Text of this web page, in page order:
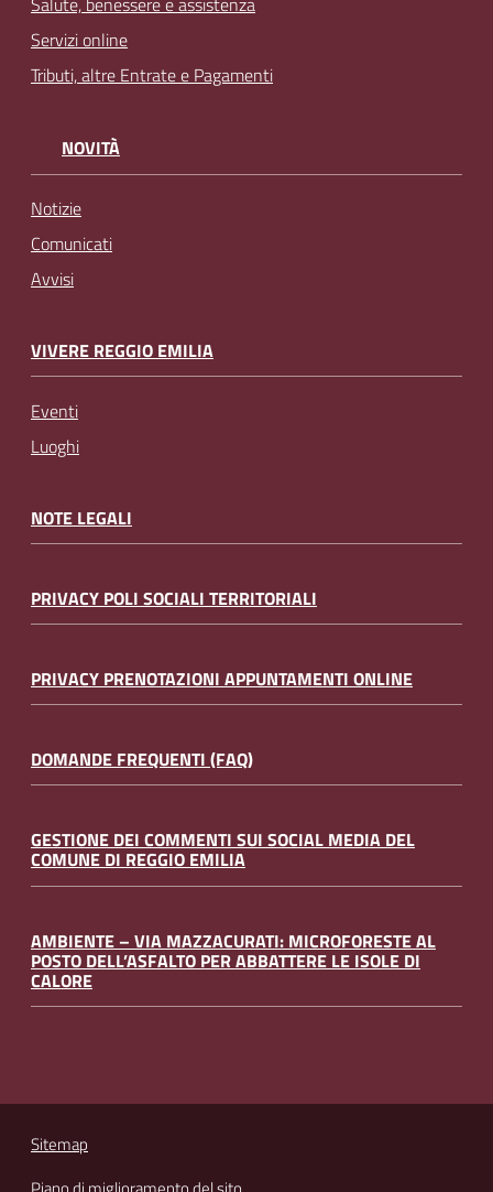
Servizi online
Tributi, altre Entrate e Pagamenti
NOVITÀ
Notizie
Comunicati
Avvisi
VIVERE REGGIO EMILIA
Eventi
Luoghi
NOTE LEGALI
PRIVACY POLI SOCIALI TERRITORIALI
PRIVACY PRENOTAZIONI APPUNTAMENTI ONLINE
DOMANDE FREQUENTI (FAQ)
GESTIONE DEI COMMENTI SUI SOCIAL MEDIA DEL
COMUNE DI REGGIO EMILIA
AMBIENTE – VIA MAZZACURATI: MICROFORESTE AL
POSTO DELL’ASFALTO PER ABBATTERE LE ISOLE DI
CALORE
Sitemap